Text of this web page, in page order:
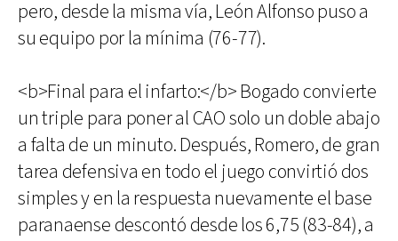
pero, desde la misma vía, León Alfonso puso a
su equipo por la mínima (76-77).
<b>Final para el infarto:</b> Bogado convierte
un triple para poner al CAO solo un doble abajo
a falta de un minuto. Después, Romero, de gran
tarea defensiva en todo el juego convirtió dos
simples y en la respuesta nuevamente el base
paranaense descontó desde los 6,75 (83-84), a